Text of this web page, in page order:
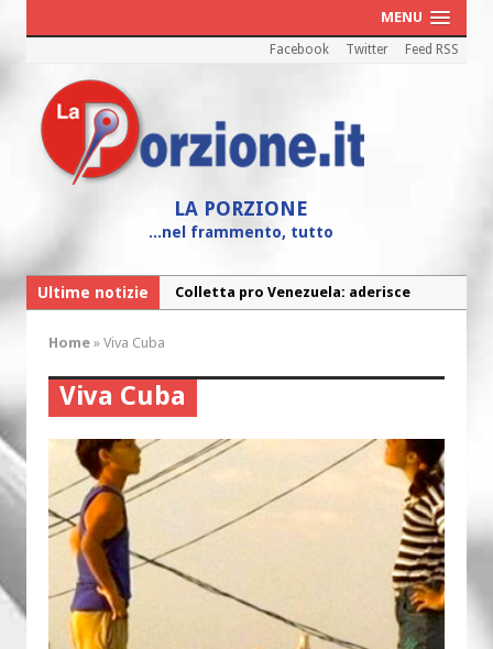
MENU
Facebook Twitter Feed RSS
LA PORZIONE
...nel frammento, tutto
Ultime notizie
Colletta pro Venezuela: aderisce
mobilita contro il suicidio assistito
Torna la festa della Madonnina a
Montesilvano: “Tanta la devozione”
Torna la festa di Sant’Andrea:
“Chiediamogli di legarci al bene”
“Chiediamo al Signore di capire ciò che
è buono, giusto e santo per la nostra
vita”
Home » Viva Cuba
Viva Cuba